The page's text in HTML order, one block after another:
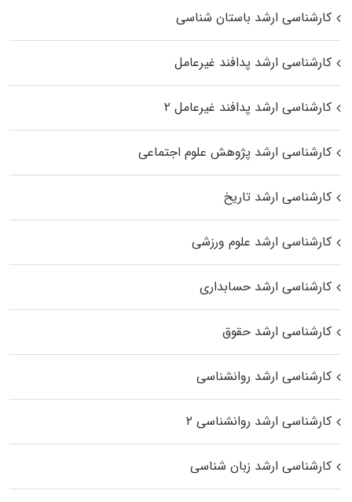
کارشناسی ارشد باستان شناسی
کارشناسی ارشد پدافند غیرعامل
کارشناسی ارشد پدافند غیرعامل ۲
کارشناسی ارشد پژوهش علوم اجتماعی
کارشناسی ارشد تاریخ
کارشناسی ارشد علوم ورزشی
کارشناسی ارشد حسابداری
کارشناسی ارشد حقوق
کارشناسی ارشد روانشناسی
کارشناسی ارشد روانشناسی ۲
کارشناسی ارشد زبان شناسی